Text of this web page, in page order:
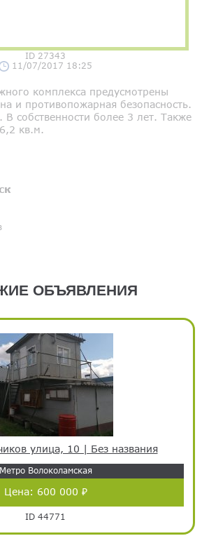
ID 27343
11/07/2017 18:25
комплекса предусмотрены
и противопожарная безопасность.
В собственности более 3 лет. Также
кв.м.
ОБЪЯВЛЕНИЯ
улица, 10 | Без названия
Метро Волоколамская
Цена: 600 000 ₽
ID 44771